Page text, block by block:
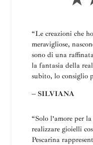
“Le creazioni che
meravigliose,
sono di una
la fantasia della
subito, lo consiglio
– SILVIANA
“Solo l’amore per
realizzare gioielli
Pescarina